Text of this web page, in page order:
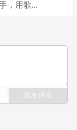
，用歌...